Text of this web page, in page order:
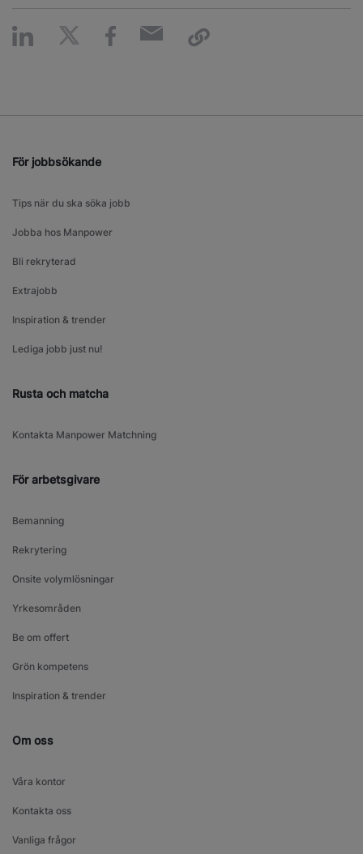
För jobbsökande
Tips när du ska söka jobb
Jobba hos Manpower
Bli rekryterad
Extrajobb
Inspiration & trender
Lediga jobb just nu!
Rusta och matcha
Kontakta Manpower Matchning
För arbetsgivare
Bemanning
Rekrytering
Onsite volymlösningar
Yrkesområden
Be om offert
Grön kompetens
Inspiration & trender
Om oss
Våra kontor
Kontakta oss
Vanliga frågor